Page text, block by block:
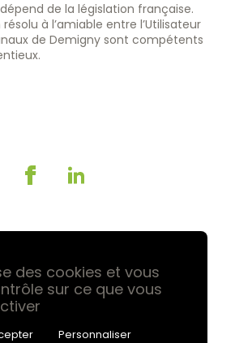
de la législation française.
à l’amiable entre l’Utilisateur
de Demigny sont compétents
21 E-mail contact@teamouestdistralis.fr
générales d'utilisation
des cookies et vous
sur ce que vous
Personnaliser